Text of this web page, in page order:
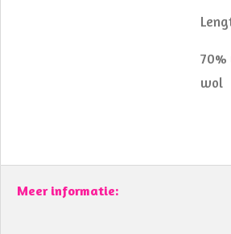
70%
wol
Meer informatie: